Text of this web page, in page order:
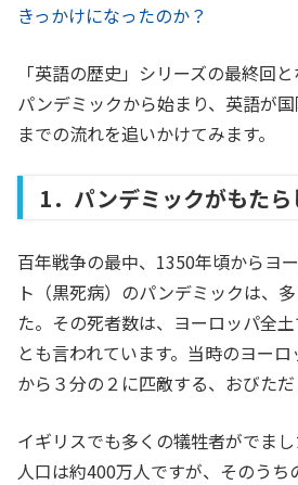
きっかけになったのか？
「英語の歴史」シリーズの最終回
パンデミックから始まり、英語が
までの流れを追いかけてみます。
1．パンデミックがもた
百年戦争の最中、1350年頃からヨ
ト（黒死病）のパンデミックは、
た。その死者数は、ヨーロッパ全
とも言われています。当時のヨー
から３分の２に匹敵する、おびただ
イギリスでも多くの犠牲者がでま
人口は約400万人ですが、そのうち